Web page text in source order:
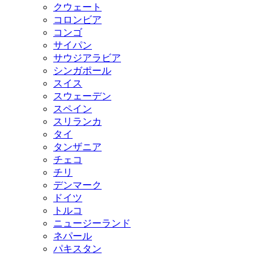
クウェート
コロンビア
コンゴ
サイパン
サウジアラビア
シンガポール
スイス
スウェーデン
スペイン
スリランカ
タイ
タンザニア
チェコ
チリ
デンマーク
ドイツ
トルコ
ニュージーランド
ネパール
パキスタン